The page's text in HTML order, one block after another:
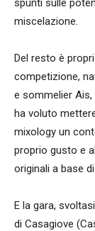
spunti sulle
miscelazione.
Del resto è
competizione,
e sommelier
ha voluto
mixology un
proprio gusto e
originali a base
E la gara,
di Casagiove